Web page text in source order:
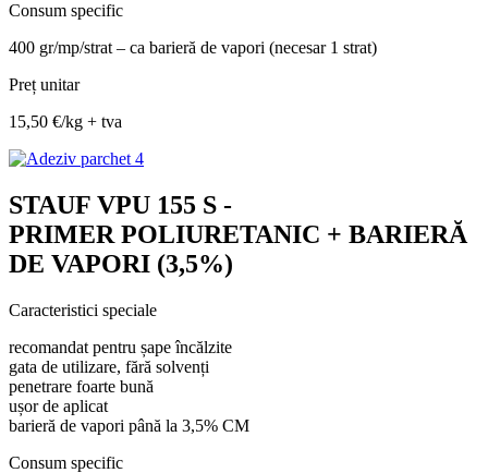
Consum specific
400 gr/mp/strat – ca barieră de vapori (necesar 1 strat)
Preț unitar
15,50 €/kg + tva
STAUF VPU 155 S -
PRIMER POLIURETANIC + BARIERĂ
DE VAPORI (3,5%)
Caracteristici speciale
recomandat pentru șape încălzite
gata de utilizare, fără solvenți
penetrare foarte bună
ușor de aplicat
barieră de vapori până la 3,5% CM
Consum specific